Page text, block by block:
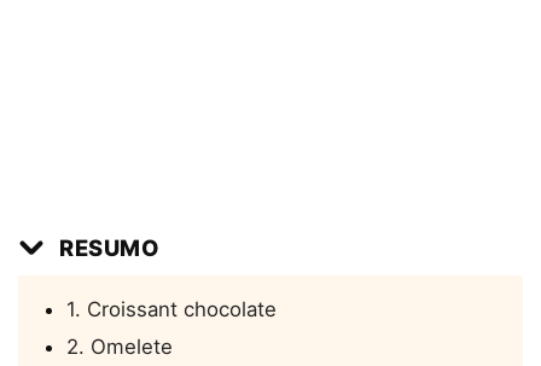
RESUMO
1. Croissant chocolate
2. Omelete